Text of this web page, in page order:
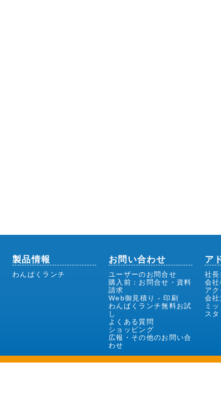
製品情報
わんぱくランチ
お問い合わせ
ユーザーのお問合せ
購入前：お問合せ・資料
請求
Web御見積り - 印刷
わんぱくランチ無料お試
し
よくある質問
ショッピング
広報・その他のお問い合
わせ
ア
社
会
ア
会
ミ
ス